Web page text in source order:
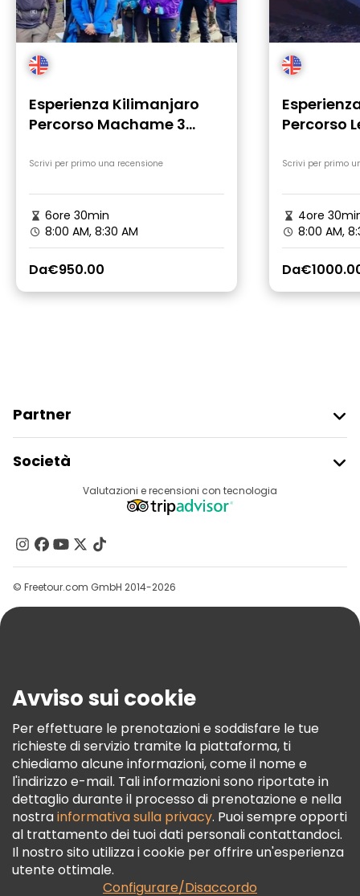
Esperienza Kilimanjaro
Percorso Machame 3
Scrivi per primo una recensione
6ore 30min
8:00 AM, 8:30 AM
Da€950.00
Percorso
Scrivi per primo
4ore
8:00 AM,
Da
Partner
Accesso Del Fornitore
Programma Di Affiliazione
Società
Destinazioni
Contattaci
Gruppi
Aiuto
Termini E Condizioni
Informativa Sui Cookie
Freetour Premi
Programma Di Fidelizzazione
Valutazioni e recensioni con tecnologia
© Freetour.com GmbH 2014-2026
Avviso sui cookie
Per effettuare le prenotazioni e soddisfare le tue
richieste di servizio tramite la piattaforma, ti
chiediamo alcune informazioni, come il nome e
l'indirizzo e-mail. Tali informazioni sono riportate in
dettaglio durante il processo di prenotazione e nella
nostrainformativa sulla privacy. Puoi sempre opporti
al trattamento dei tuoi dati personali contattandoci.
Il nostro sito utilizza i cookie per offrire un'esperienza
utente ottimale.
Configurare/Disaccordo